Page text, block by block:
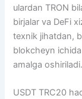
ulardan TRON
birjalar va DeFi
texnik jihatdan,
blokcheyn
amalga oshiriladi.
USDT TRC20